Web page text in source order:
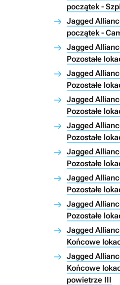
początek -
Jagged
początek -
Jagged
Pozostałe
Jagged
Pozostałe
Jagged
Pozostałe
Jagged
Pozostałe
Jagged
Pozostałe
Jagged
Pozostałe
Jagged
Pozostałe
Jagged
Końcowe
Jagged
Końcowe
powietrze III